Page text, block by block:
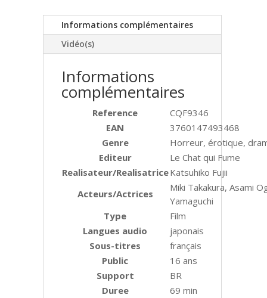
Informations complémentaires
Vidéo(s)
Informations
complémentaires
Reference
CQF9346
EAN
3760147493468
Genre
Horreur, érotique,
Editeur
Le Chat qui Fume
Realisateur/RealisatriceKatsuhiko Fujii
Acteurs/Actrices
Miki Takakura, Asami
Yamaguchi
Type
Film
Langues audio
japonais
Sous-titres
français
Public
16 ans
Support
BR
Duree
69 min